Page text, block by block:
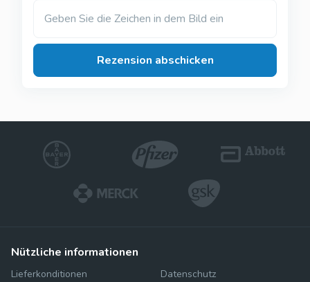
Geben Sie die Zeichen in dem Bild ein
Rezension abschicken
nützliche informationen
Lieferkonditionen
Datenschutz